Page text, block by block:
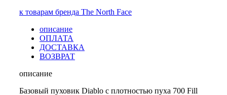
к товарам бренда The North Face
описание
ОПЛАТА
ДОСТАВКА
ВОЗВРАТ
описание
Базовый пуховик Diablo с плотностью пуха 700 Fill